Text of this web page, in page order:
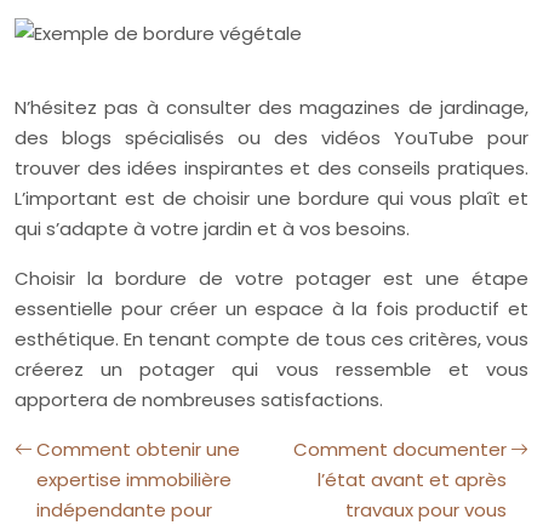
N’hésitez pas à consulter des magazines de jardinage,
des blogs spécialisés ou des vidéos YouTube pour
trouver des idées inspirantes et des conseils pratiques.
L’important est de choisir une bordure qui vous plaît et
qui s’adapte à votre jardin et à vos besoins.
Choisir la bordure de votre potager est une étape
essentielle pour créer un espace à la fois productif et
esthétique. En tenant compte de tous ces critères, vous
créerez un potager qui vous ressemble et vous
apportera de nombreuses satisfactions.
Comment obtenir une
expertise immobilière
indépendante pour
Comment documenter
l’état avant et après
travaux pour vous